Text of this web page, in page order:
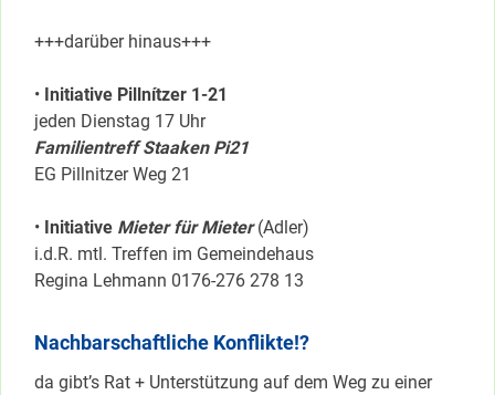
+++darüber hinaus+++
• Initiative Pillnítzer 1-21
jeden Dienstag 17 Uhr
Familientreff Staaken Pi21
EG Pillnitzer Weg 21
• Initiative Mieter für Mieter(Adler)
i.d.R. mtl. Treffen im Gemeindehaus
Regina Lehmann 0176-276 278 13
Nachbarschaftliche Konflikte!?
da gibt’s Rat + Unterstützung auf dem Weg zu einer